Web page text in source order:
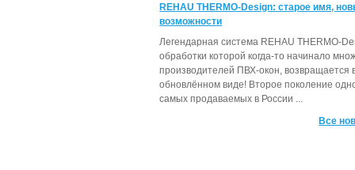
REHAU THERMO-Design: старое имя,
возможности
Легендарная система REHAU THERMO-
обработки которой когда-то начинало
производителей ПВХ-окон, возвращается
обновлённом виде! Второе поколение
самых продаваемых в России ...
Все